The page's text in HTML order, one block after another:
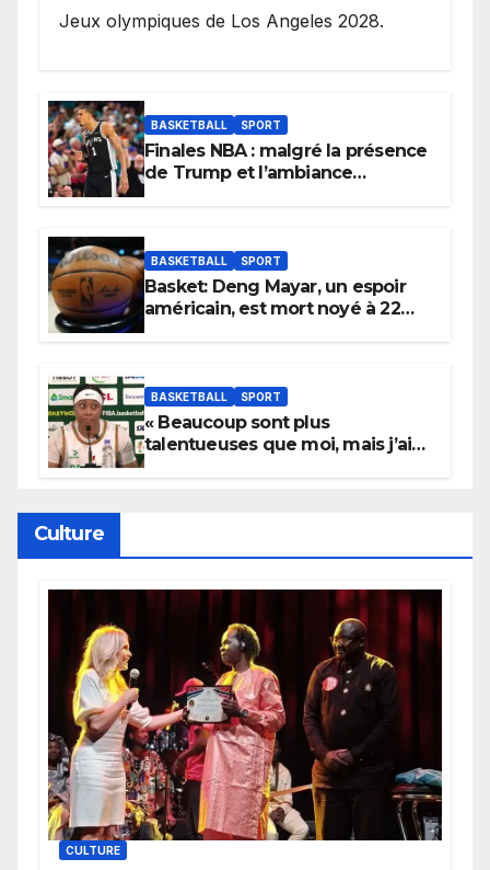
Jeux olympiques de Los Angeles 2028.
BASKETBALL SPORT
Finales NBA : malgré la présence
de Trump et l’ambiance
BASKETBALL SPORT
Basket: Deng Mayar, un espoir
américain, est mort noyé à 22
BASKETBALL SPORT
« Beaucoup sont plus
talentueuses que moi, mais j’ai
Culture
CULTURE